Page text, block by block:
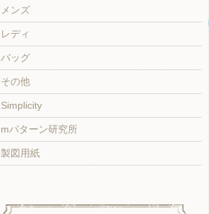
メンズ
レディ
バッグ
その他
Simplicity
mパターン研究所
製図用紙